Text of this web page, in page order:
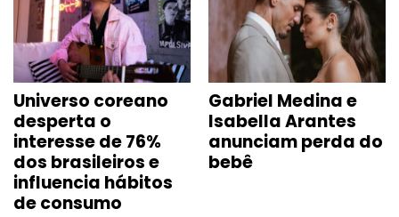
Universo coreano
desperta o
interesse de 76%
dos brasileiros e
influencia hábitos
de consumo
Gabriel Medina e
Isabella Arantes
anunciam perda do
bebê